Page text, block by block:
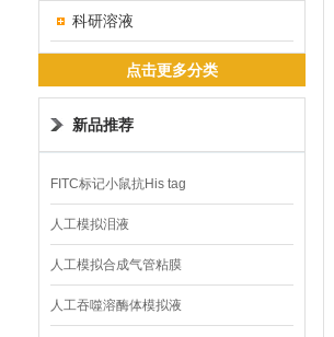
科研溶液
点击更多分类
新品推荐
FITC标记小鼠抗His tag
人工模拟泪液
人工模拟合成气管粘膜
人工吞噬溶酶体模拟液